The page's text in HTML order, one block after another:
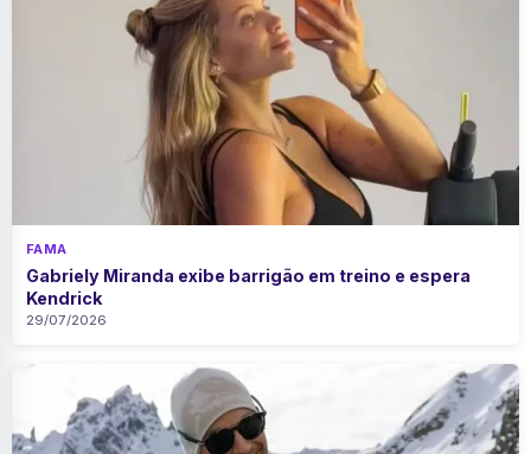
FAMA
Gabriely Miranda exibe barrigão em treino e espera
Kendrick
29/07/2026